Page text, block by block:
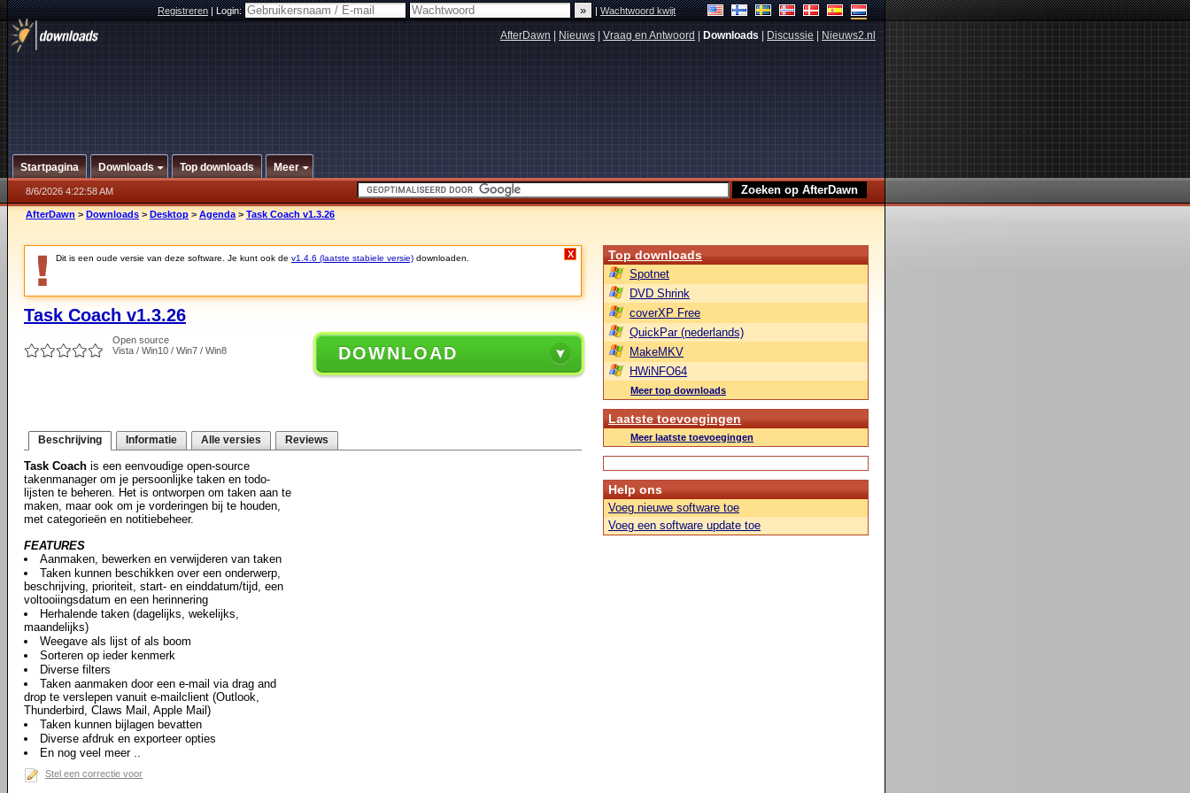
Registreren|Login: |Wachtwoord kwijt
AfterDawn Nieuws Vraag en Antwoord Downloads Discussie Nieuws2.nl
Startpagina Downloads Top downloads Meer
8/6/2026 4:22:58 AM
AfterDawn > Downloads > Desktop > Agenda > Task Coach v1.3.26
Dit is een oude versie van deze software. Je kunt ook de v1.4.6 (laatste stabiele versie) downloaden. X
Task Coach v1.3.26
Open source
Vista / Win10 / Win7 / Win8
DOWNLOAD
Beschrijving Informatie Alle versies Reviews
Task Coach is een eenvoudige open-source
takenmanager om je persoonlijke taken en todo-
lijsten te beheren. Het is ontworpen om taken aan te
maken, maar ook om je vorderingen bij te houden,
met categorieën en notitiebeheer.
FEATURES
Aanmaken, bewerken en verwijderen van taken
Taken kunnen beschikken over een onderwerp,
beschrijving, prioriteit, start- en einddatum/tijd, een
voltooiingsdatum en een herinnering
Herhalende taken (dagelijks, wekelijks,
maandelijks)
Weegave als lijst of als boom
Sorteren op ieder kenmerk
Diverse filters
Taken aanmaken door een e-mail via drag and
drop te verslepen vanuit e-mailclient (Outlook,
Thunderbird, Claws Mail, Apple Mail)
Taken kunnen bijlagen bevatten
Diverse afdruk en exporteer opties
En nog veel meer ..
Stel een correctie voor
Top downloads
Spotnet
DVD Shrink
coverXP Free
QuickPar (nederlands)
MakeMKV
HWiNFO64
Meer top downloads
Laatste toevoegingen
Meer laatste toevoegingen
Help ons
Voeg nieuwe software toe
Voeg een software update toe